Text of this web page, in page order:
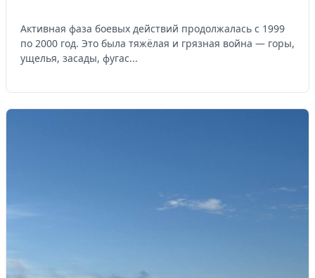
Активная фаза боевых действий продолжалась с 1999
по 2000 год. Это была тяжёлая и грязная война — горы,
ущелья, засады, фугас...